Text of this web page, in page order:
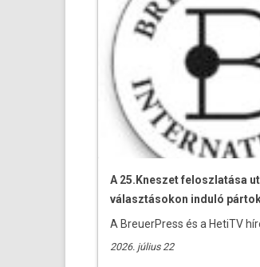
A 25.Kneszet feloszlatása
választásokon induló
A BreuerPress és a HetiTV
2026. július 22